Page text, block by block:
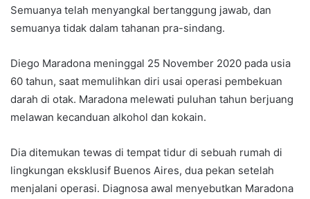
Semuanya telah menyangkal bertanggung jawab, dan
semuanya tidak dalam tahanan pra-sindang.
Diego Maradona meninggal 25 November 2020 pada usia
60 tahun, saat memulihkan diri usai operasi pembekuan
darah di otak. Maradona melewati puluhan tahun berjuang
melawan kecanduan alkohol dan kokain.
Dia ditemukan tewas di tempat tidur di sebuah rumah di
lingkungan eksklusif Buenos Aires, dua pekan setelah
menjalani operasi. Diagnosa awal menyebutkan Maradona